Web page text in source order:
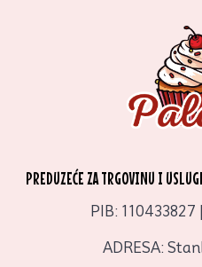
PREDUZEĆE ZA TRGOVINU I
PIB:
ADRESA: